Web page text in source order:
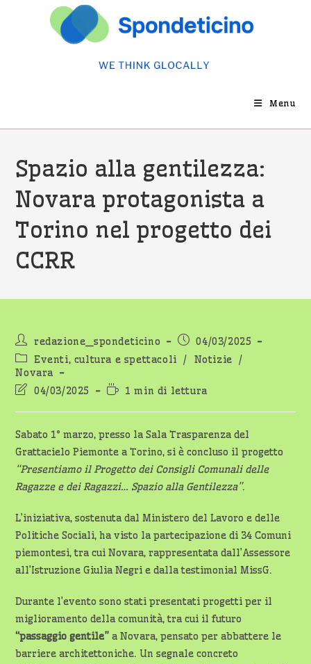
Menu
Spazio alla gentilezza:
Novara protagonista a
Torino nel progetto dei
CCRR
Autore
dell'articolo:
redazione_spondeticino
Articolo
pubblicato:
04/03/2025
Categoria
dell'articolo:
Eventi, cultura e spettacoli / Notizie /
Novara
Ultima
dell'articolo:
04/03/2025
Tempo
lettura:
1 min di lettura
Sabato 1° marzo, presso la Sala Trasparenza del
Grattacielo Piemonte a Torino, si è concluso il progetto
“Presentiamo il Progetto dei Consigli Comunali delle
Ragazze e dei Ragazzi… Spazio alla Gentilezza”.
L’iniziativa, sostenuta dal Ministero del Lavoro e delle
Politiche Sociali, ha visto la partecipazione di 34 Comuni
piemontesi, tra cui Novara, rappresentata dall’Assessore
all’Istruzione Giulia Negri e dalla testimonial MissG.
Durante l’evento sono stati presentati progetti per il
miglioramento della comunità, tra cui il futuro
“passaggio gentile” a Novara, pensato per abbattere le
barriere architettoniche. Un segnale concreto